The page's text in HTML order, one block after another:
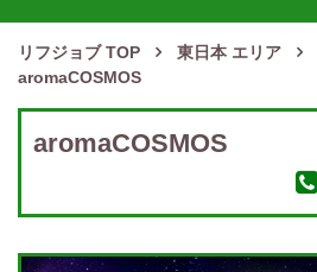
リフジョブ TOP 東日本 エリア
aromaCOSMOS
aromaCOSMOS